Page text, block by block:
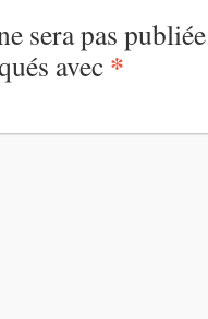
sera pas
avec *